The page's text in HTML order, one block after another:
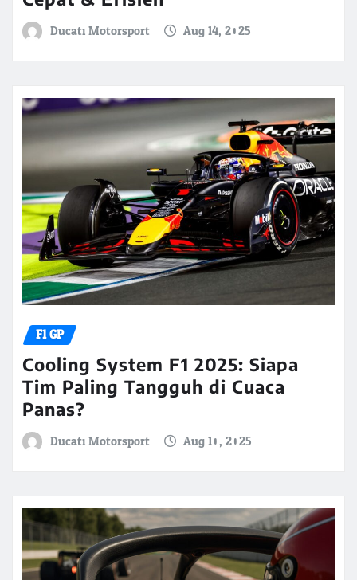
Ducati Motorsport Aug 14, 2025
F1 GP
Cooling System F1 2025: Siapa
Tim Paling Tangguh di Cuaca
Panas?
Ducati Motorsport Aug 10, 2025